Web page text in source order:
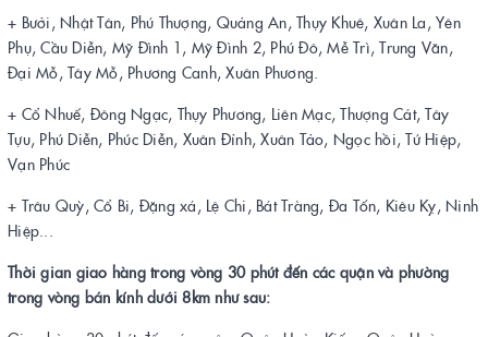
+ Bưởi, Nhật Tân, Phú Thượng, Quảng An, Thụy Khuê, Xuân La, Yên
Phụ, Cầu Diễn, Mỹ Đình 1, Mỹ Đình 2, Phú Đô, Mễ Trì, Trung Văn,
Đại Mỗ, Tây Mỗ, Phương Canh, Xuân Phương.
+ Cổ Nhuế, Đông Ngạc, Thụy Phương, Liên Mạc, Thượng Cát, Tây
Tựu, Phú Diễn, Phúc Diễn, Xuân Đỉnh, Xuân Tảo, Ngọc hồi, Tứ Hiệp,
Vạn Phúc
+ Trâu Quỳ, Cổ Bi, Đặng xá, Lệ Chi, Bát Tràng, Đa Tốn, Kiêu Kỵ, Ninh
Hiệp...
Thời gian giao hàng trong vòng 30 phút đến các quận và phường
trong vòng bán kính dưới 8km như sau: